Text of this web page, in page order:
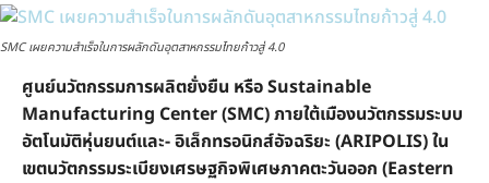
SMC เผยความสำเร็จในการผลักดันอุตสาหกรรมไทยก้าวสู่ 4.0
ศูนย์นวัตกรรมการผลิตยั่งยืน หรือ Sustainable
Manufacturing Center (SMC) ภายใต้เมืองนวัตกรรมระบบ
อัตโนมัติหุ่นยนต์และ- อิเล็กทรอนิกส์อัจฉริยะ (ARIPOLIS) ใน
เขตนวัตกรรมระเบียงเศรษฐกิจพิเศษภาคตะวันออก (Eastern